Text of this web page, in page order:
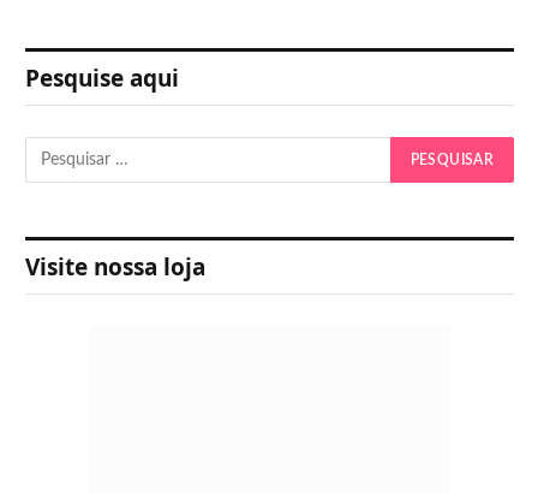
Pesquise aqui
Visite nossa loja